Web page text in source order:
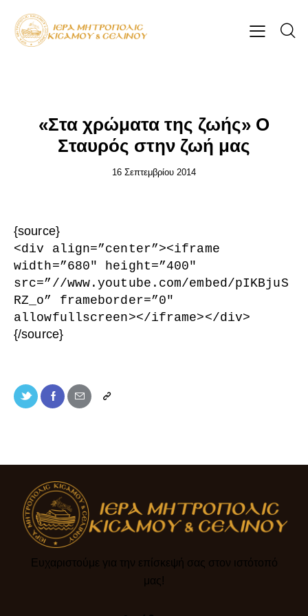
«Στα χρώματα της ζωής» Ο
Σταυρός στην ζωή μας
16 Σεπτεμβρίου 2014
{source}
<div align=”center”><iframe
width=”680″ height=”400″
src=”//www.youtube.com/embed/pIKBjuS
RZ_o” frameborder=”0″
allowfullscreen></iframe></div>
{/source}
Ευχαριστούμε για την επίσκεψή σας στον ιστότοπό
μας!​